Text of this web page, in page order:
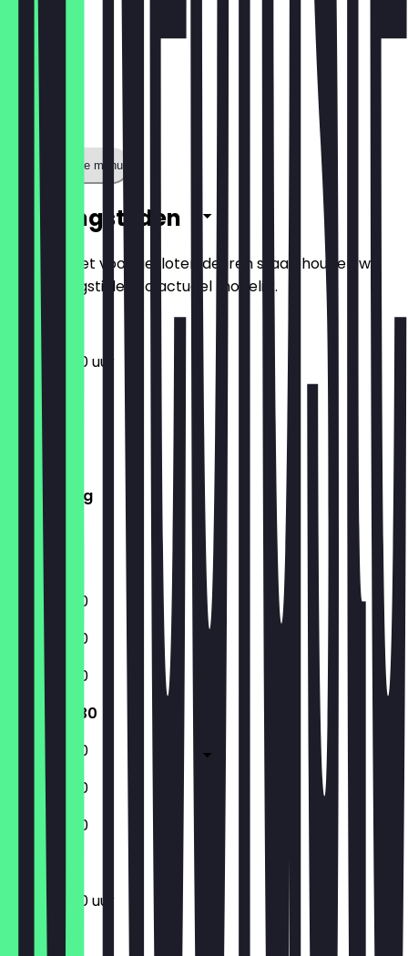
Toon volledige menu
Openingstijden
Zodat je niet voor gesloten deuren staat, houden we
de openingstijden zo actueel mogelijk.
11:30 - 22:30 uur
Maandag
Dinsdag
Woensdag
Donderdag
Vrijdag
Zaterdag
Zondag
11:30 - 22:30
11:30 - 22:30
11:30 - 22:30
11:30 - 22:30
11:30 - 22:30
11:30 - 22:30
11:30 - 22:30
11:30 - 22:30 uur